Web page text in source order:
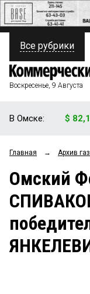
ПОЛИТИКА
ФИНАНСЫ
ОБЩЕСТВО
ЗАКОН
НОВОСТИ
Все рубрики
Воскресенье, 9 Августа
В Омске: $
Главная → Архив
Омский